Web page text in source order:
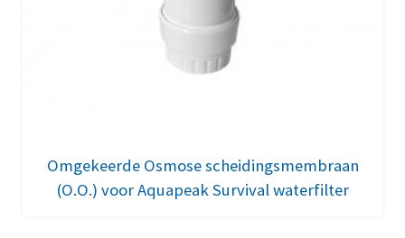
Omgekeerde Osmose scheidingsmembraan
(O.O.) voor Aquapeak Survival waterfilter